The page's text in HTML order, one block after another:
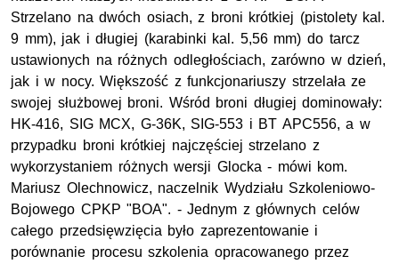
Strzelano na dwóch osiach, z broni krótkiej (pistolety kal.
9 mm), jak i długiej (karabinki kal. 5,56 mm) do tarcz
ustawionych na różnych odległościach, zarówno w dzień,
jak i w nocy. Większość z funkcjonariuszy strzelała ze
swojej służbowej broni. Wśród broni długiej dominowały:
HK-416, SIG MCX, G-36K, SIG-553 i BT APC556, a w
przypadku broni krótkiej najczęściej strzelano z
wykorzystaniem różnych wersji Glocka - mówi kom.
Mariusz Olechnowicz, naczelnik Wydziału Szkoleniowo-
Bojowego CPKP "BOA". - Jednym z głównych celów
całego przedsięwzięcia było zaprezentowanie i
porównanie procesu szkolenia opracowanego przez